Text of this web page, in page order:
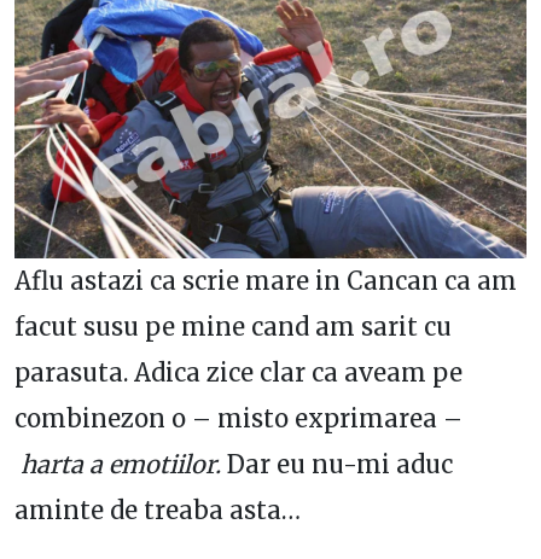
Aflu astazi ca scrie mare in Cancan ca am
facut susu pe mine cand am sarit cu
parasuta. Adica zice clar ca aveam pe
combinezon o – misto exprimarea –
harta a emotiilor. Dar eu nu-mi aduc
aminte de treaba asta…